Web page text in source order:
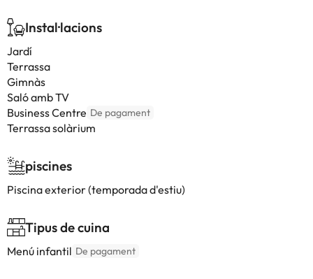
Instal·lacions
Jardí
Terrassa
Gimnàs
Saló amb TV
Business Centre De pagament
Terrassa solàrium
piscines
Piscina exterior (temporada d'estiu)
Tipus de cuina
Menú infantil De pagament